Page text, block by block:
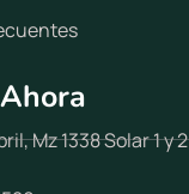
Mz 1338 Solar 1 y 2